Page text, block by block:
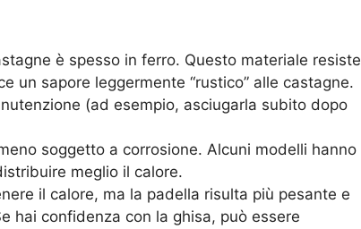
è spesso in ferro. Questo materiale resiste
un sapore leggermente “rustico” alle castagne.
(ad esempio, asciugarla subito dopo
soggetto a corrosione. Alcuni modelli hanno
meglio il calore.
il calore, ma la padella risulta più pesante e
hai confidenza con la ghisa, può essere